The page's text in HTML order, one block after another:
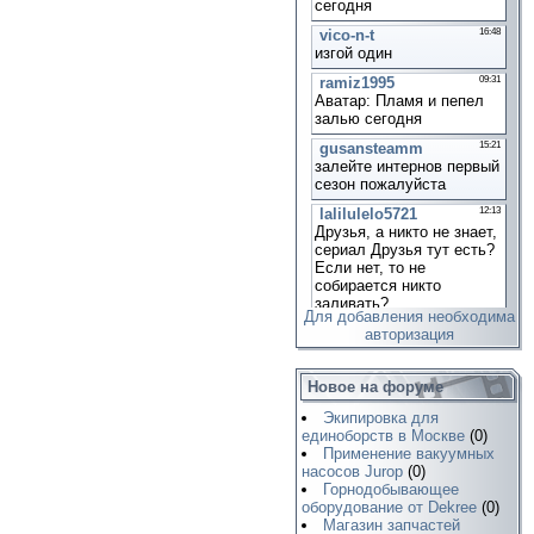
Для добавления необходима
авторизация
Новое на форуме
Экипировка для
единоборств в Москве (0)
Применение вакуумных
насосов Jurop (0)
Горнодобывающее
оборудование от Dekree (0)
Магазин запчастей